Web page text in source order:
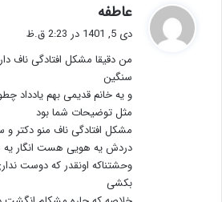
عاطفه
ف
:
دی 5, 1401 در 2:23 ق.ظ
من دقیقا مشکل افتادگی ناف
سنگین
و یه خانم قدیمی بهم یادداد
مثل توضیحات شما بود
مشکل افتادگی ناف منو دکتر
دردش یه هویی هست انگار یه
وحشتناکه اونقدر که دوست
بکشی